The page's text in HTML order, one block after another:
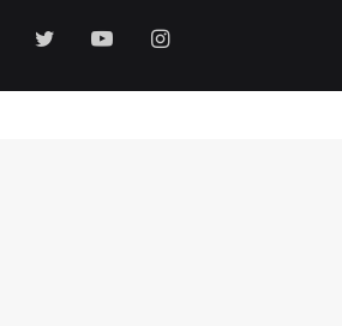
Facebook
Twitter YouTubeInstagram